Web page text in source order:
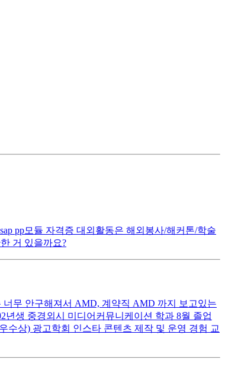
pp모듈 자격증 대외활동은 해외봉사/해커톤/학술
거 있을까요?
무 안구해져서 AMD, 계약직 AMD 까지 보고있는
생 중경외시 미디어커뮤니케이션 학과 8월 졸업
수상) 광고학회 인스타 콘텐츠 제작 및 운영 경험 교